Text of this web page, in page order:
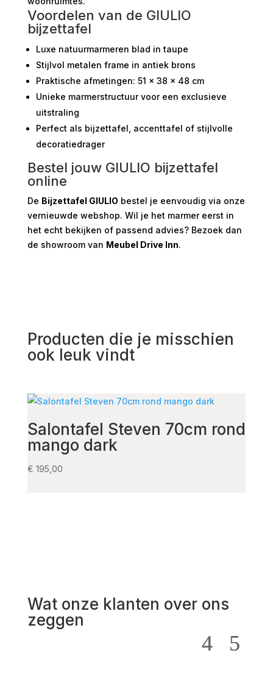
Voordelen van de GIULIO
bijzettafel
Luxe natuurmarmeren blad in taupe
Stijlvol metalen frame in antiek brons
Praktische afmetingen: 51 × 38 × 48 cm
Unieke marmerstructuur voor een exclusieve
uitstraling
Perfect als bijzettafel, accenttafel of stijlvolle
decoratiedrager
Bestel jouw GIULIO bijzettafel
online
De Bijzettafel GIULIO bestel je eenvoudig via onze
vernieuwde webshop. Wil je het marmer eerst in
het echt bekijken of passend advies? Bezoek dan
de showroom van Meubel Drive Inn.
Producten die je misschien
ook leuk vindt
Salontafel Steven 70cm rond
mango dark
€ 195,00
Wat onze klanten over ons
zeggen